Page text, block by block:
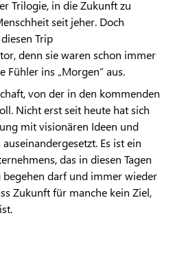
Trilogie, in die Zukunft zu
seit jeher. Doch
Trip
denn sie waren schon immer
Fühler ins „Morgen“ aus.
von der in den kommenden
Nicht erst seit heute hat sich
mit visionären Ideen und
Es ist ein
das in diesen Tagen
begehen darf und immer wieder
Zukunft für manche kein Ziel,